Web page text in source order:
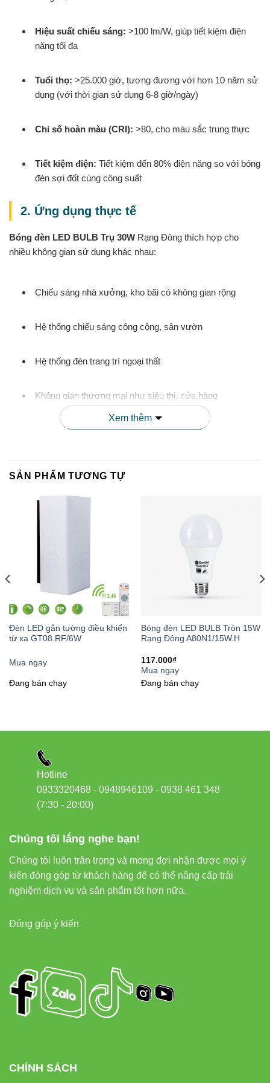
Hiệu suất chiếu sáng: >100 lm/W, giúp tiết kiệm điện
năng tối đa
Tuổi thọ: >25.000 giờ, tương đương với hơn 10 năm sử
dụng (với thời gian sử dụng 6-8 giờ/ngày)
Chỉ số hoàn màu (CRI): >80, cho màu sắc trung thực
Tiết kiệm điện: Tiết kiệm đến 80% điện năng so với bóng
đèn sợi đốt cùng công suất
2. Ứng dụng thực tế
Bóng đèn LED BULB Trụ 30W Rạng Đông thích hợp cho
nhiều không gian sử dụng khác nhau:
Chiếu sáng nhà xưởng, kho bãi có không gian rộng
Hệ thống chiếu sáng công cộng, sân vườn
Hệ thống đèn trang trí ngoại thất
Không gian thương mại như siêu thị, cửa hàng
Các khu vực cần ánh sáng mạnh và tiết kiệm điện
ĐÈN LED BULB TRỤ 30W
TR100NĐ2/30W.H
Để hiểu rõ hơn về sản phẩm, hãy cùng tìm hiểu chi tiết các
thông số kỹ thuật của
bóng đèn LED BULB Trụ 30W
TR100NĐ2/30W.H Rạng Đông
Công suất 30W
Điện áp
Quang thông >3000 lumen
Vàng (3000K)
Chỉ số hoàn
màu (CRI)
>80
Chất liệu Nhôm + nhựa PC cao cấp
Đui đèn E27
Xem thêm
SẢN PHẨM TƯƠNG TỰ
Đèn LED gắn tường điều khiển
từ xa GT08.RF/6W
Mua ngay
Đang bán chạy
Bóng đèn LED BULB Tròn 15W
Rạng Đông A80N1/15W.H
117.000₫
Mua ngay
Đang bán chạy
Chúng tôi lắng nghe bạn!
Chúng tôi luôn trân trọng và mong đợi nhận được mọi ý
kiến đóng góp từ khách hàng để có thể nâng cấp trải
nghiệm dịch vụ và sản phẩm tốt hơn nữa.
Đóng góp ý kiến
Hotline
0933320468 - 0948946109 - 0938 461 348
(7:30 - 20:00)
CHÍNH SÁCH